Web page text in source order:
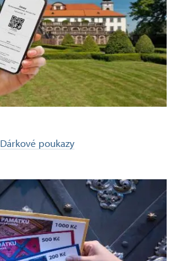
Dárkové poukazy